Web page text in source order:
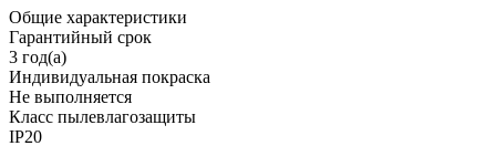
Общие характеристики
Гарантийный срок
3 год(а)
Индивидуальная покраска
Не выполняется
Класс пылевлагозащиты
IP20